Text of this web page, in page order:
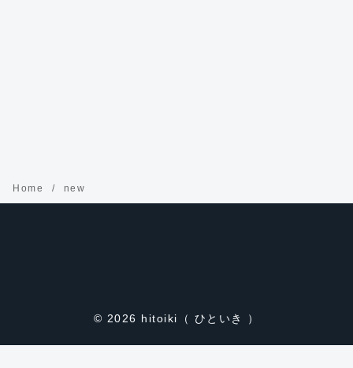
Home new
© 2026 hitoiki（ ひといき ）